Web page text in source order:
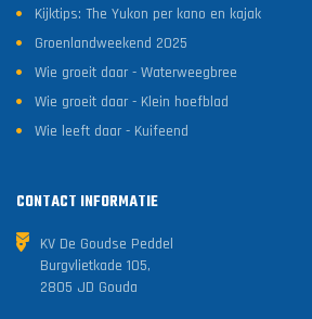
Kijktips: The Yukon per kano en kajak
Groenlandweekend 2025
Wie groeit daar - Waterweegbree
Wie groeit daar - Klein hoefblad
Wie leeft daar - Kuifeend
CONTACT INFORMATIE
KV De Goudse Peddel
Burgvlietkade 105,
2805 JD Gouda